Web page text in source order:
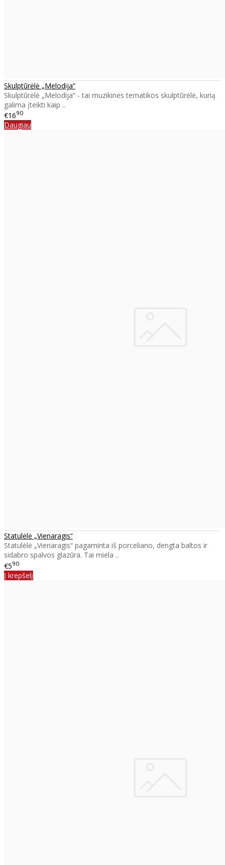
Skulptūrėlė „Melodija“
Skulptūrėlė „Melodija“ - tai muzikinės tematikos skulptūrėlė, kurią
galima įteikti kaip ..
€1690
Daugiau
Statulėlė „Vienaragis“
Statulėlė „Vienaragis“ pagaminta iš porceliano, dengta baltos ir
sidabro spalvos glazūra. Tai miela ..
€590
Į krepšelį